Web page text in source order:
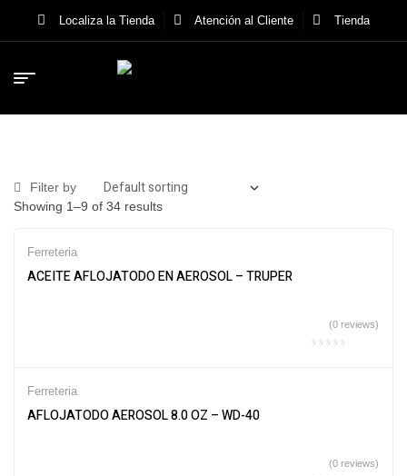
Localiza la Tienda Atención al Cliente Tienda
Filter by
Showing 1–9 of 34 results
Ferreteria
ACEITE AFLOJATODO EN AEROSOL – TRUPER
(0 reviews)
Ferreteria
AFLOJATODO AEROSOL 8.0 OZ – WD-40
(0 reviews)